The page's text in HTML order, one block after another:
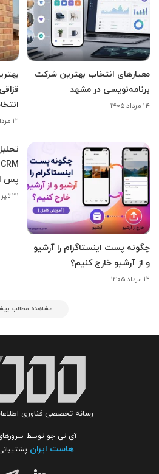
معیارهای انتخاب بهترین شرکت
برنامه‌نویسی در مشهد
۱۴ مرداد ۱۴۰۵
۱۲ مرداد ۱۴۰۵
چگونه پست اینستاگرام را آرشیو
و از آرشیو خارج کنیم؟
۱۲ مرداد ۱۴۰۵
پس
۳۱ تیر ۱۴۰۵
مشاهده مطالب
رسانه تخصصی فناوری
آی تی جو توسط
هاست ایران